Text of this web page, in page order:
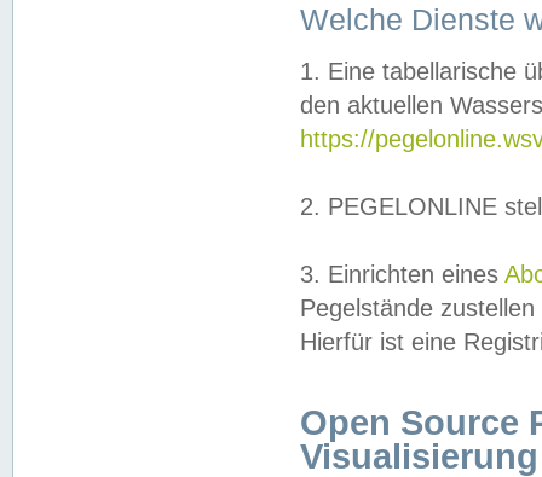
Welche Dienste
1. Eine tabellarische
den aktuellen
https://
2. PEGELONLINE
3. Einrichten eines
Pegelstände
Hierfür ist eine
Open Source
Visualisierung